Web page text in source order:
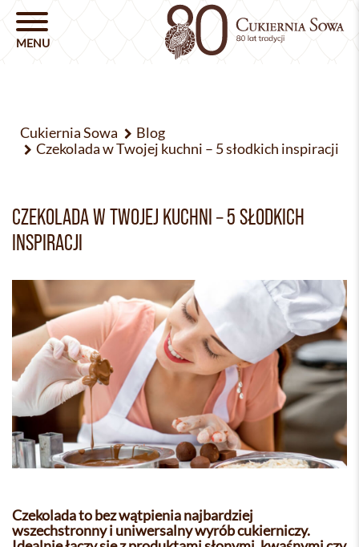
Cukiernia Sowa
Blog
Czekolada w Twojej kuchni – 5 słodkich inspiracji
CZEKOLADA W TWOJEJ KUCHNI – 5 SŁODKICH
INSPIRACJI
Czekolada to bez wątpienia najbardziej
wszechstronny i uniwersalny wyrób cukierniczy.